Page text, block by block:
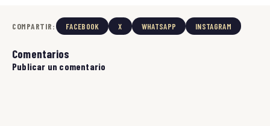
COMPARTIR: FACEBOOK X WHATSAPP INSTAGRAM
Comentarios
Publicar un comentario